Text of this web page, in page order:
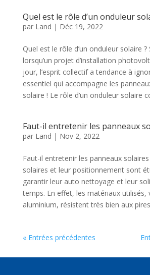
Quel est le rôle d’un onduleur
par Land | Déc 19, 2022
Quel est le rôle d’un onduleur solaire ?
lorsqu’un projet d’installation
jour, l’esprit collectif a tendance à
essentiel qui accompagne les
solaire ! Le rôle d’un onduleur solaire
Faut-il entretenir les panneaux
par Land | Nov 2, 2022
Faut-il entretenir les panneaux
solaires et leur positionnement sont
garantir leur auto nettoyage et leur
temps. En effet, les matériaux utilisés,
aluminium, résistent très bien aux
« Entrées précédentes